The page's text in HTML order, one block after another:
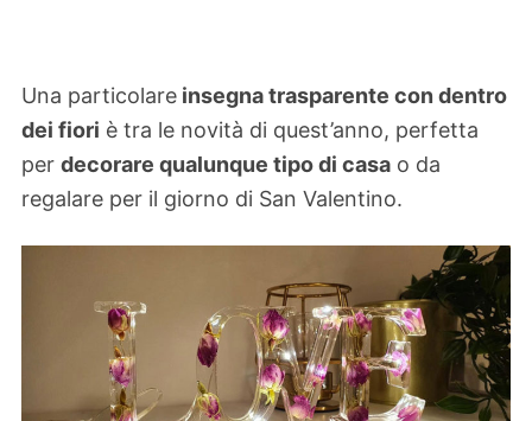
Una particolare insegna trasparente con dentro
dei fiori è tra le novità di quest’anno, perfetta
per decorare qualunque tipo di casa o da
regalare per il giorno di San Valentino.